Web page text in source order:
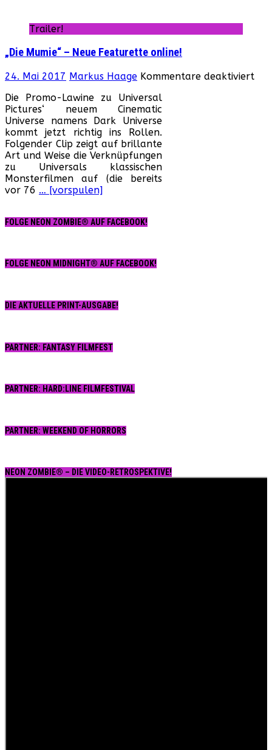
Trailer!
„Die Mumie“ – Neue Featurette online!
24. Mai 2017 Markus Haage Kommentare deaktiviertfür
Die Promo-Lawine zu Universal
Pictures‘ neuem Cinematic
Universe namens Dark Universe
kommt jetzt richtig ins Rollen.
Folgender Clip zeigt auf brillante
Art und Weise die Verknüpfungen
zu Universals klassischen
Monsterfilmen auf (die bereits
vor 76 … [vorspulen]
FOLGE NEON ZOMBIE® AUF FACEBOOK!
FOLGE NEON MIDNIGHT® AUF FACEBOOK!
DIE AKTUELLE PRINT-AUSGABE!
PARTNER: FANTASY FILMFEST
PARTNER: HARD:LINE FILMFESTIVAL
PARTNER: WEEKEND OF HORRORS
NEON ZOMBIE® – DIE VIDEO-RETROSPEKTIVE!